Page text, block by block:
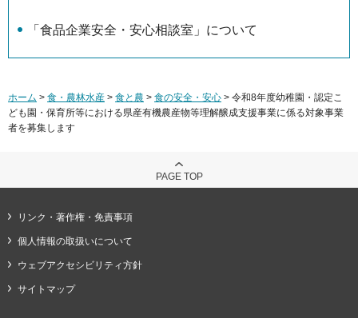
「食品企業安全・安心相談室」について
ホーム > 食・農林水産 > 食と農 > 食の安全・安心 > 令和8年度幼稚園・認定こ
ども園・保育所等における県産有機農産物等理解醸成支援事業に係る対象事業
者を募集します
PAGE TOP
リンク・著作権・免責事項
個人情報の取扱いについて
ウェブアクセシビリティ方針
サイトマップ